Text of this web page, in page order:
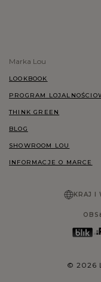
Marka Lou
LOOKBOOK
PROGRAM
THINK GREEN
BLOG
SHOWROOM LOU
INFORMACJE O MARCE
KRAJ I
© 2026